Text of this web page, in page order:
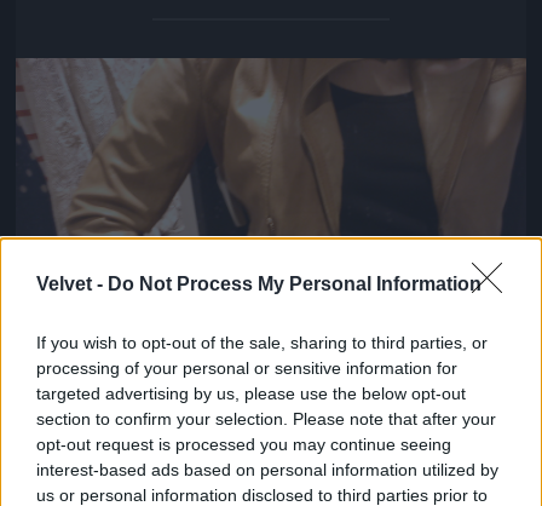
Velvet - Do Not Process My Personal Information
If you wish to opt-out of the sale, sharing to third parties, or
processing of your personal or sensitive information for
targeted advertising by us, please use the below opt-out
section to confirm your selection. Please note that after your
opt-out request is processed you may continue seeing
interest-based ads based on personal information utilized by
us or personal information disclosed to third parties prior to
Jön még kép!
Stradivarius bőrkabát 22.995 forintért.